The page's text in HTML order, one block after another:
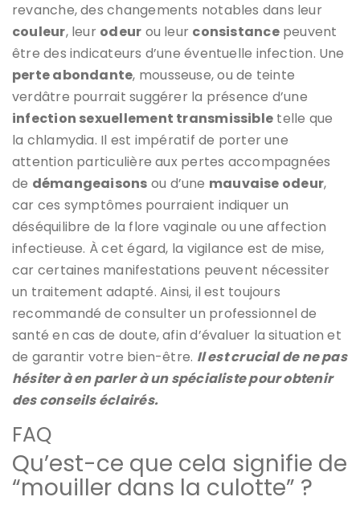
revanche, des changements notables dans leur
couleur, leur odeur ou leur consistancepeuvent
être des indicateurs d’une éventuelle infection. Une
perte abondante, mousseuse, ou de teinte
verdâtre pourrait suggérer la présence d’une
infection sexuellement transmissible telle que
la chlamydia. Il est impératif de porter une
attention particulière aux pertes accompagnées
de démangeaisons ou d’une mauvaise odeur,
car ces symptômes pourraient indiquer un
déséquilibre de la flore vaginale ou une affection
infectieuse. À cet égard, la vigilance est de mise,
car certaines manifestations peuvent nécessiter
un traitement adapté. Ainsi, il est toujours
recommandé de consulter un professionnel de
santé en cas de doute, afin d’évaluer la situation et
de garantir votre bien-être. Il est crucial de ne pas
hésiter à en parler à un spécialiste pour obtenir
des conseils éclairés.
FAQ
Qu’est-ce que cela signifie de
“mouiller dans la culotte” ?